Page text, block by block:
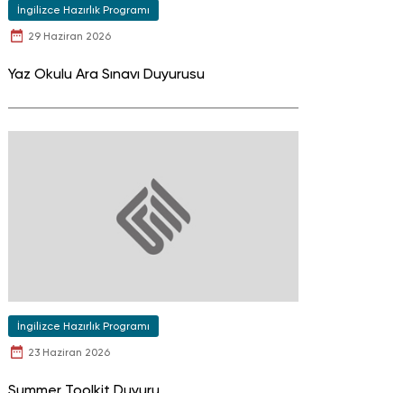
İngilizce Hazırlık Programı
29 Haziran 2026
Yaz Okulu Ara Sınavı Duyurusu
İngilizce Hazırlık Programı
23 Haziran 2026